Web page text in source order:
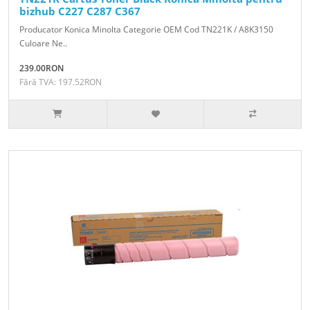
bizhub C227 C287 C367
Producator Konica Minolta Categorie OEM Cod TN221K / A8K3150
Culoare Ne..
239.00RON
Fără TVA: 197.52RON